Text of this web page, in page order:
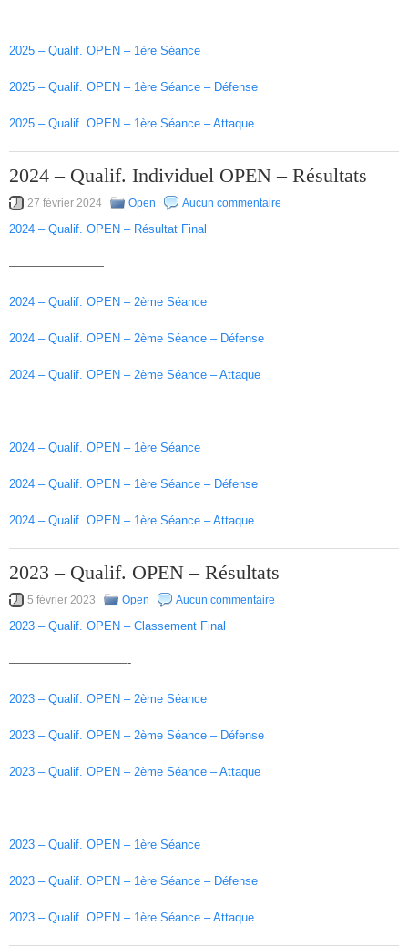
———————–
2025 – Qualif. OPEN – 1ère Séance
2025 – Qualif. OPEN – 1ère Séance – Défense
2025 – Qualif. OPEN – 1ère Séance – Attaque
2024 – Qualif. Individuel OPEN – Résultats
27 février 2024 Open Aucun commentaire
2024 – Qualif. OPEN – Résultat Final
————————
2024 – Qualif. OPEN – 2ème Séance
2024 – Qualif. OPEN – 2ème Séance – Défense
2024 – Qualif. OPEN – 2ème Séance – Attaque
———————–
2024 – Qualif. OPEN – 1ère Séance
2024 – Qualif. OPEN – 1ère Séance – Défense
2024 – Qualif. OPEN – 1ère Séance – Attaque
2023 – Qualif. OPEN – Résultats
5 février 2023 Open Aucun commentaire
2023 – Qualif. OPEN – Classement Final
——————————-
2023 – Qualif. OPEN – 2ème Séance
2023 – Qualif. OPEN – 2ème Séance – Défense
2023 – Qualif. OPEN – 2ème Séance – Attaque
——————————-
2023 – Qualif. OPEN – 1ère Séance
2023 – Qualif. OPEN – 1ère Séance – Défense
2023 – Qualif. OPEN – 1ère Séance – Attaque